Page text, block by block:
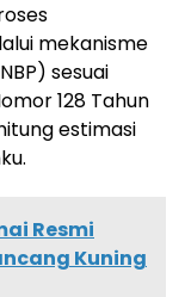
mekanisme
sesuai
128 Tahun
estimasi
Resmi
Kuning